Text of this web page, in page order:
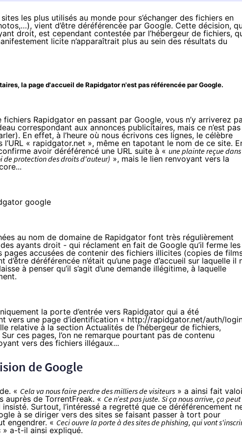
les plus utilisés au monde pour s’échanger des fichiers en
, vient d’être déréférencée par Google. Cette décision,
droit, est cependant contestée par l’hébergeur de fichiers,
licite n’apparaîtrait plus au sein des résultats du
la page d'accueil de Rapidgator n'est pas référencée par Google.
fichiers Rapidgator en passant par Google, vous n’y arriverez
correspondant aux annonces publicitaires, mais ce n’est pas
En effet, à l’heure où nous écrivons ces lignes, le célèbre
« rapidgator.net », même en tapotant le nom de ce site.
avoir déréférencé une URL suite à « une plainte reçue
de protection des droits d'auteur) », mais le lien renvoyant vers la
au nom de domaine de Rapidgator font très régulièrement
ayants droit - qui réclament en fait de Google qu’il ferme les
accusées de contenir des fichiers illicites (copies de
déréférencée n’était qu’une page d’accueil sur laquelle il
à penser qu’il s’agit d’une demande illégitime, à laquelle
la porte d’entrée vers Rapidgator qui a été
vers une page d’identification « http://rapidgator.net/auth/
relative à la section Actualités de l’hébergeur de fichiers,
ces pages, l’on ne remarque pourtant pas de contenu
vers des fichiers illégaux...
de Google
« Cela va nous faire perdre des milliers de visiteurs » a ainsi fait
auprès de TorrentFreak. « Ce n’est pas juste. Si ça nous arrive, ça peut
Surtout, l’intéressé a regretté que ce déréférencement
à se diriger vers des sites se faisant passer à tort pour
engendrer. « Ceci ouvre la porte à des sites de phishing, qui vont
» a-t-il ainsi expliqué.